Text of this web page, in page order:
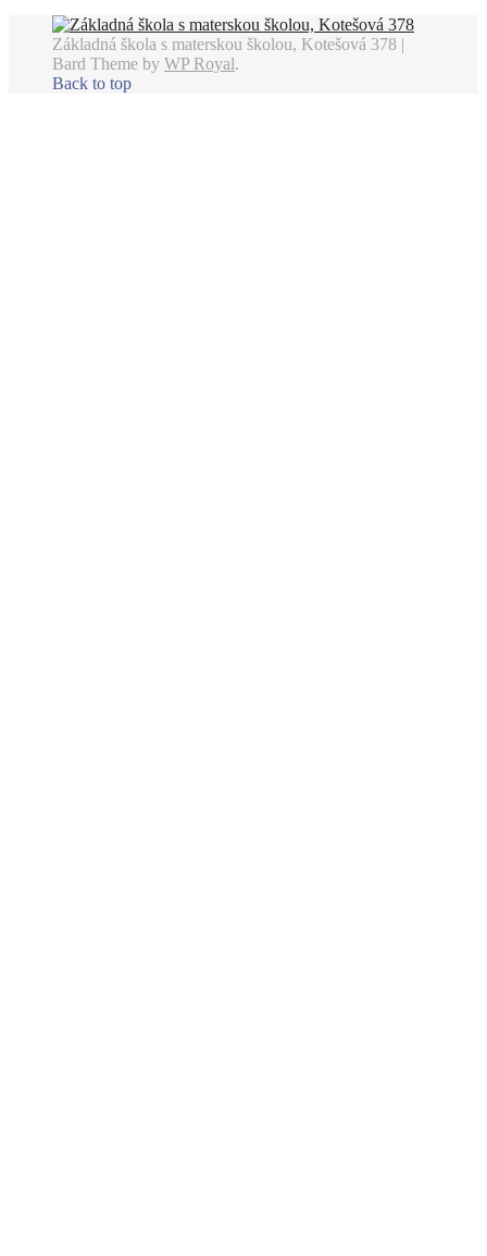
Základná škola s materskou školou, Kotešová 378 |
Bard Theme by WP Royal.
Back to top